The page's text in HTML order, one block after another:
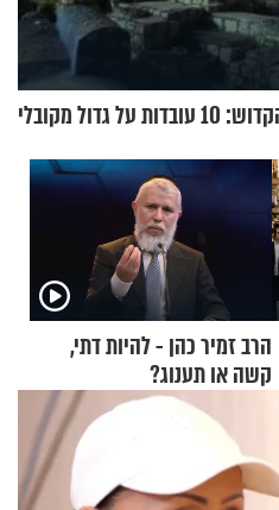
454 שנה לפטירתו של האר"י הקדוש: 10 עובדות על גדול מקובלי
הרב זמיר כהן - להיות דתי,
קשה או תענוג?